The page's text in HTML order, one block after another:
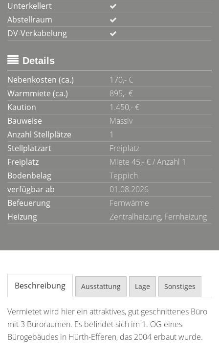
Unterkellert
Abstellraum
DV-Verkabelung
Details
Nebenkosten (ca.)
170,- €
Warmmiete (ca.)
895,- €
Kaution
1.450,- €
Bauweise
Massiv
Anzahl Stellplätze
1
Stellplatzart
Freiplatz
Freiplatz
Miete 45,- € / Anzahl 1
Bodenbelag
Teppich
verfügbar ab
01.08.2026
Befeuerung
Fernwärme
Heizung
Zentralheizung, Fernheizung
Beschreibung Ausstattung Lage Sonstiges
Vermietet wird hier ein attraktives, gut geschnittenes Büro
mit 3 Büroräumen. Es befindet sich im 1. OG eines
Bürogebäudes in Hürth-Efferen, das 2004 erbaut wurde.